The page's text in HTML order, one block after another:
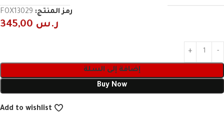
رمز المنتج: FOX13029
ر.س
إضافة إلى السلة
Buy Now
Add to wishlist